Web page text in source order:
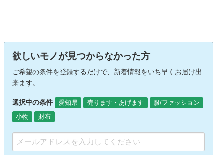
欲しいモノが見つからなかった方
ご希望の条件を登録するだけで、新着情報をいち早くお届け出
来ます。
選択中の条件 愛知県 売ります・あげます
服/ファッション
小物
財布